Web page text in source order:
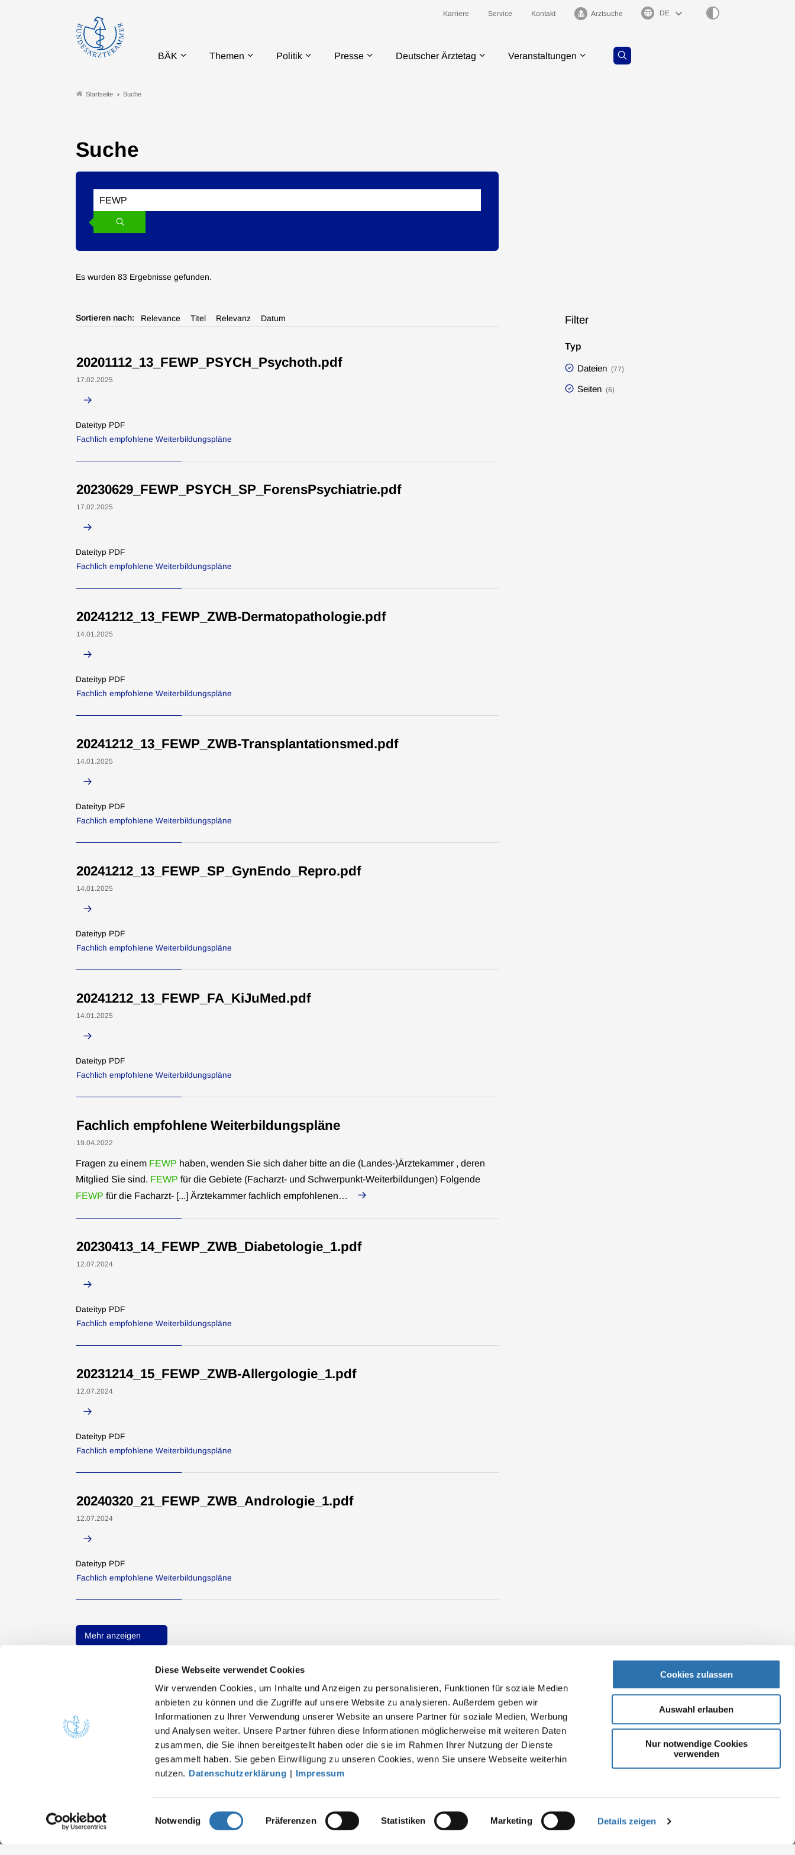
Diese Webseite verwendet Cookies
Wir verwenden Cookies, um Inhalte und Anzeigen zu personalisieren, Funktionen für soziale Medien
anbieten zu können und die Zugriffe auf unsere Website zu analysieren. Außerdem geben wir
Informationen zu Ihrer Verwendung unserer Website an unsere Partner für soziale Medien, Werbung
und Analysen weiter. Unsere Partner führen diese Informationen möglicherweise mit weiteren Daten
zusammen, die Sie ihnen bereitgestellt haben oder die sie im Rahmen Ihrer Nutzung der Dienste
gesammelt haben. Sie geben Einwilligung zu unseren Cookies, wenn Sie unsere Webseite weiterhin
nutzen. Datenschutzerklärung | Impressum
Einwilligungsauswahl
Notwendig Präferenzen Statistiken Marketing Details zeigen
Cookies zulassen
Auswahl erlauben
Nur notwendige Cookies
verwenden
Karriere Service Kontakt Arztsuche Sprachauswahl
BÄK Themen Politik Presse Deutscher Ärztetag Veranstaltungen
Startseite Suche
Suche
Suchen
Search
Suchen
Es wurden 83 Ergebnisse gefunden.
Sortieren nach: Relevance Titel Relevanz Datum
20201112_13_FEWP_PSYCH_Psychoth.pdf
17.02.2025
Dateityp PDF
Fachlich empfohlene Weiterbildungspläne
20230629_FEWP_PSYCH_SP_ForensPsychiatrie.pdf
17.02.2025
Dateityp PDF
Fachlich empfohlene Weiterbildungspläne
20241212_13_FEWP_ZWB-Dermatopathologie.pdf
14.01.2025
Dateityp PDF
Fachlich empfohlene Weiterbildungspläne
20241212_13_FEWP_ZWB-Transplantationsmed.pdf
14.01.2025
Dateityp PDF
Fachlich empfohlene Weiterbildungspläne
20241212_13_FEWP_SP_GynEndo_Repro.pdf
14.01.2025
Dateityp PDF
Fachlich empfohlene Weiterbildungspläne
20241212_13_FEWP_FA_KiJuMed.pdf
14.01.2025
Dateityp PDF
Fachlich empfohlene Weiterbildungspläne
Fachlich empfohlene Weiterbildungspläne
19.04.2022
Fragen zu einem FEWP haben, wenden Sie sich daher bitte an die (Landes-)Ärztekammer , deren
Mitglied Sie sind. FEWP für die Gebiete (Facharzt- und Schwerpunkt-Weiterbildungen) Folgende
FEWP für die Facharzt- [...] Ärztekammer fachlich empfohlenen…
20230413_14_FEWP_ZWB_Diabetologie_1.pdf
12.07.2024
Dateityp PDF
Fachlich empfohlene Weiterbildungspläne
20231214_15_FEWP_ZWB-Allergologie_1.pdf
12.07.2024
Dateityp PDF
Fachlich empfohlene Weiterbildungspläne
20240320_21_FEWP_ZWB_Andrologie_1.pdf
12.07.2024
Dateityp PDF
Fachlich empfohlene Weiterbildungspläne
Mehr anzeigen
Filter
Typ
Dateien (77)
Seiten (6)
Quicklinks
Gesundheitsfachberufe
Kontakt
Bundesärztekammer
Arbeitsgemeinschaft der deutschen Ärztekammern
Herbert-Lewin-Platz 1, 10623 Berlin